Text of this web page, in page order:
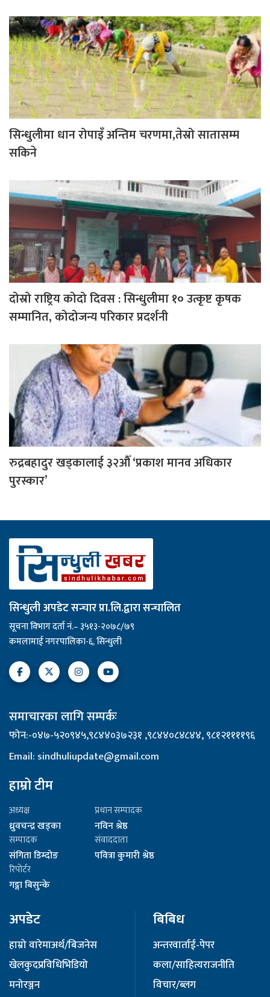
सिन्धुलीमा धान रोपाइँ अन्तिम चरणमा,तेस्रो सातासम्म
सकिने
दोस्रो राष्ट्रिय कोदो दिवस : सिन्धुलीमा १० उत्कृष्ट कृषक
सम्मानित, कोदोजन्य परिकार प्रदर्शनी
रुद्रबहादुर खड्कालाई ३२औँ ‘प्रकाश मानव अधिकार
पुरस्कार’
सिन्धुली अपडेट सन्चार प्रा.लि.द्वारा सन्चालित
सूचना विभाग दर्ता नं.– ३५१३-२०७८/७९
कमलामाई नगरपालिका-६, सिन्धुली
समाचारका लागि सम्पर्कः
फोन:-०४७-५२०९४५,९८४४०३७२३१ ,९८४४०८४८४४, ९८१२११११९६
Email: sindhuliupdate@gmail.com
हाम्रो टीम
अध्यक्ष
ध्रुवचन्द्र खड्का
प्रधान सम्पादक
नविन श्रेष्ठ
सम्पादक
संगिता डिम्दोङ
संवाददाता
पवित्रा कुमारी श्रेष्ठ
रिपोर्टर
गङ्गा बिसुन्के
अपडेट
हाम्रो वारेमाअर्थ/बिजनेस
खेलकुदप्रविधिभिडियो
मनोरञ्जन
बिबिध
अन्तरवार्ताई-पेपर
कला/साहित्यराजनीति
विचार/ब्लग